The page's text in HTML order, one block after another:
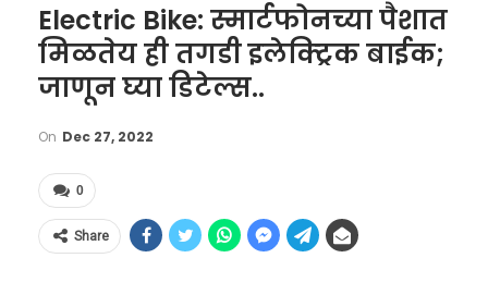
Electric Bike: स्मार्टफोनच्या पैशात
मिळतेय ही तगडी इलेक्ट्रिक बाईक;
जाणून घ्या डिटेल्स..
On Dec 27, 2022
0
Share